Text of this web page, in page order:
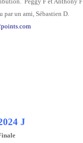
par un ami, Sébastien D.
J